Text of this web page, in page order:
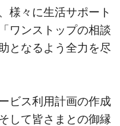
様々に生活サポート
ワンストップの相談
となるよう全力を尽
ビス利用計画の作成
して皆さまとの御縁